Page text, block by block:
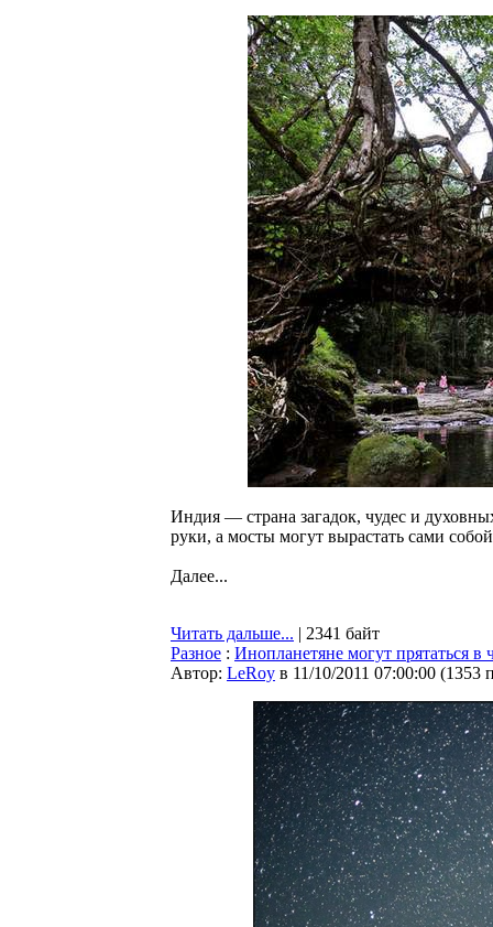
Индия — страна загадок, чудес и
руки, а мосты могут вырастать сами
Далее...
Читать дальше... | 2341 байт
Разное : Инопланетяне могут прятаться в
Автор: LeRoy в 11/10/2011 07:00:00 (1353